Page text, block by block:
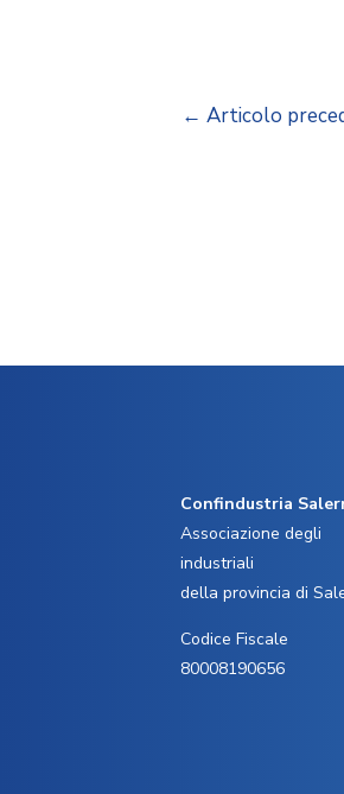
← Articolo
Confindustria
Associazione degli
industriali
della provincia di
Codice Fiscale
80008190656